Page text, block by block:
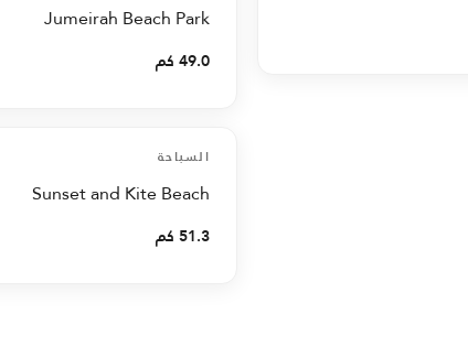
Jumeirah Beach Park
49.0 كم
السباحة
Sunset and Kite Beach
51.3 كم